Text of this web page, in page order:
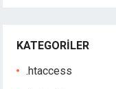
KATEGORILER
.htaccess